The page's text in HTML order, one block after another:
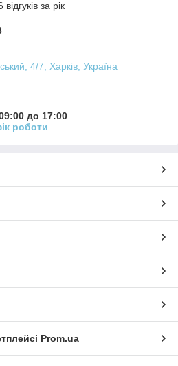
за рік
4/7, Харків, Україна
до 17:00
роботи
Prom.ua